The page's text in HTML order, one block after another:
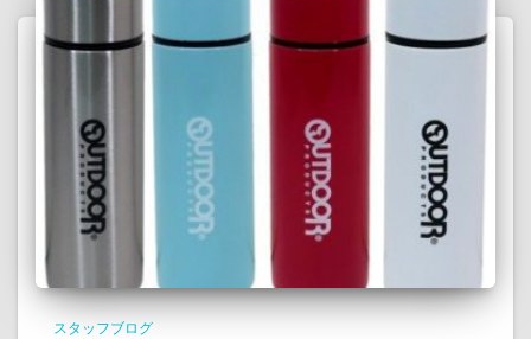
スタッフブログ